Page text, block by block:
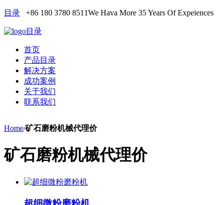
目录 +86 180 3780 8511We Hava More 35 Years Of Expeiences
目录
首页
产品目录
解决方案
成功案例
关于我们
联系我们
Home/矿石磨粉机械代理价
矿石磨粉机械代理价